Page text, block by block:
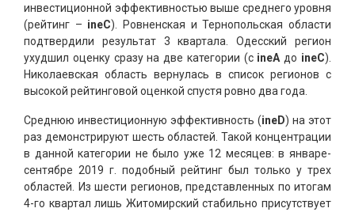
инвестиционной эффективностью выше среднего уровня
(рейтинг – ineC). Ровненская и Тернопольская области
подтвердили результат 3 квартала. Одесский регион
ухудшил оценку сразу на две категории (с ineА до ineC).
Николаевская область вернулась в список регионов с
высокой рейтинговой оценкой спустя ровно два года.
Среднюю инвестиционную эффективность (ineD) на этот
раз демонстрируют шесть областей. Такой концентрации
в данной категории не было уже 12 месяцев: в январе-
сентябре 2019 г. подобный рейтинг был только у трех
областей. Из шести регионов, представленных по итогам
4-го квартал лишь Житомирский стабильно присутствует